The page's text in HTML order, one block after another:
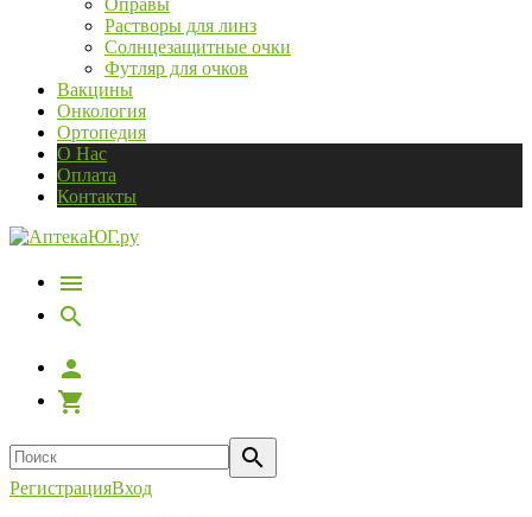
Оправы
Растворы для линз
Солнцезащитные очки
Футляр для очков
Вакцины
Онкология
Ортопедия
О Нас
Оплата
Контакты
РегистрацияВход